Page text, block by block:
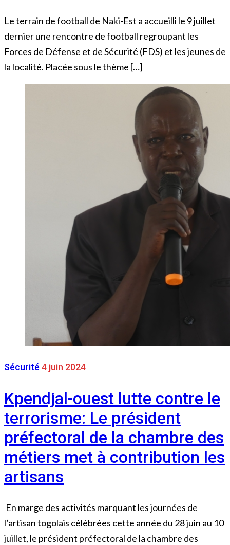
Le terrain de football de Naki-Est a accueilli le 9 juillet
dernier une rencontre de football regroupant les
Forces de Défense et de Sécurité (FDS) et les jeunes de
la localité. Placée sous le thème […]
Sécurité 4 juin 2024
Kpendjal-ouest lutte contre le
terrorisme: Le président
préfectoral de la chambre des
métiers met à contribution les
artisans
En marge des activités marquant les journées de
l’artisan togolais célébrées cette année du 28 juin au 10
juillet, le président préfectoral de la chambre des